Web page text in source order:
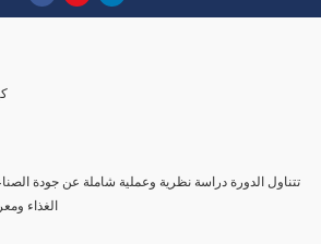
تتناول الدورة دراسة نظرية وعملية شاملة عن جودة
الغذاء